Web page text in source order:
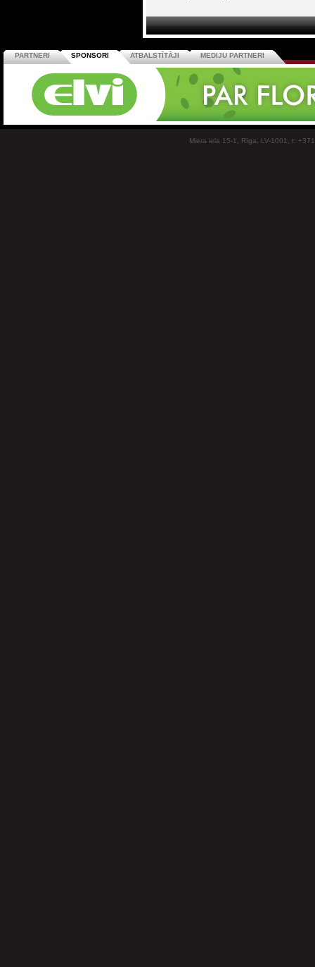
PARTNERI SPONSORI ATBALSTĪTĀJI MEDIJU PARTNERI
Miera iela 15-1, Rīga, LV-1001, t: